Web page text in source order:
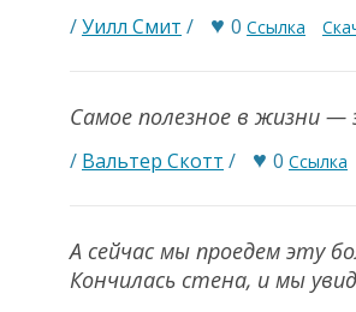
/Уилл Смит / ♥ 0 Ссылка
Самое полезное в жизни
/ Вальтер Скотт / ♥ 0 Ссылка
А сейчас мы проедем эту
Кончилась стена, и мы